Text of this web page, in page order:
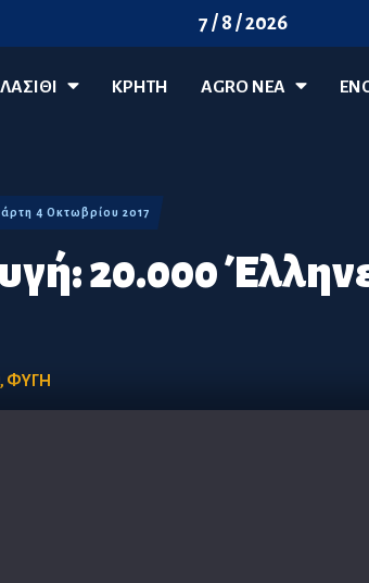
7 / 8 / 2026
ΛΑΣΊΘΙ ΚΡΗΤΗ AGRO ΝΈΑ
20.000
4 Οκτωβρίου 2017
, ΦΥΓΗ